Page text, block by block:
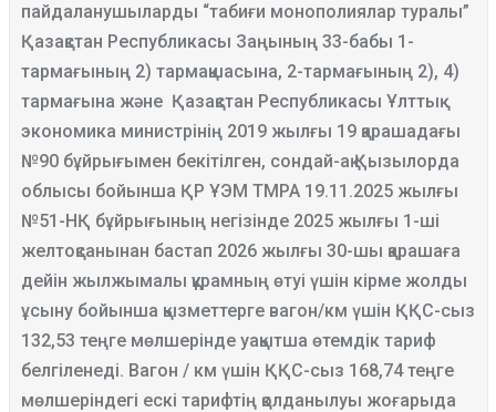
пайдаланушыларды “табиғи монополиялар туралы”
Қазақстан Республикасы Заңының 33-бабы 1-
тармағының 2) тармақшасына, 2-тармағының 2), 4)
тармағына және Қазақстан Республикасы Ұлттық
экономика министрінің 2019 жылғы 19 қарашадағы
№90 бұйрығымен бекітілген, сондай-ақ Қызылорда
облысы бойынша ҚР ҰЭМ ТМРА 19.11.2025 жылғы
№51-НҚ бұйрығының негізінде 2025 жылғы 1-ші
желтоқсанынан бастап 2026 жылғы 30-шы қарашаға
дейін жылжымалы құрамның өтуі үшін кірме жолды
ұсыну бойынша қызметтерге вагон/км үшін ҚҚС-сыз
132,53 теңге мөлшерінде уақытша өтемдік тариф
белгіленеді. Вагон / км үшін ҚҚС-сыз 168,74 теңге
мөлшеріндегі ескі тарифтің қолданылуы жоғарыда